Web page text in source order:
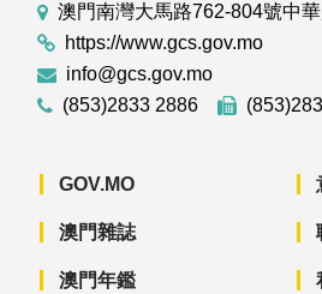
澳門南灣大馬路762-804號中
https://www.gcs.gov.mo
info@gcs.gov.mo
(853)2833 2886
GOV.MO
澳門雜誌
澳門年鑑